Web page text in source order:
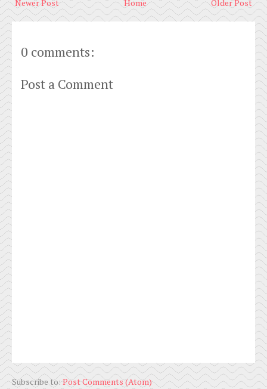
Newer Post Older Post
Home
0 comments:
Post a Comment
Subscribe to:Post Comments (Atom)